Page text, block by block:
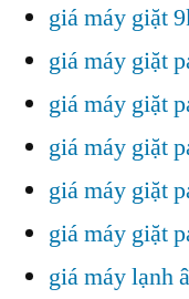
giá máy giặt
giá máy giặt
giá máy giặt
giá máy giặt
giá máy giặt
giá máy giặt
giá máy lạnh